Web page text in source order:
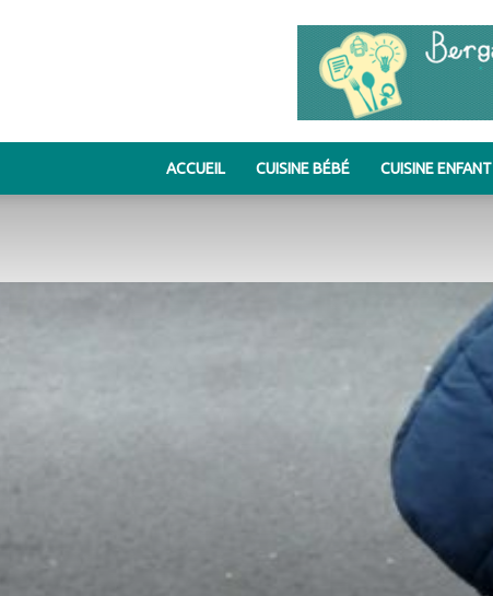
ACCUEIL CUISINE BÉBÉ CUISINE ENFANT